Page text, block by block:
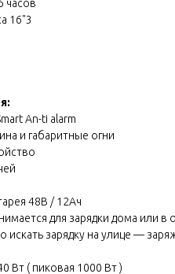
часов
16"3
An-ti alarm
и габаритные огни
48В / 12Ач
для зарядки дома или в
искать зарядку на улице —
Вт ( пиковая 1000 Вт )